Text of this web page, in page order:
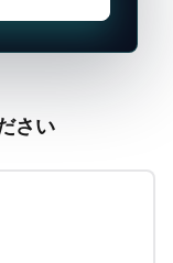
さい